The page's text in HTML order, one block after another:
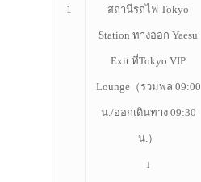
1 สถานีรถไฟ Tokyo
Station ทางออก Yaesu
Exit ที่Tokyo VIP
Lounge（รวมพล 09:00
น./ออกเดินทาง 09:30
น.）
↓